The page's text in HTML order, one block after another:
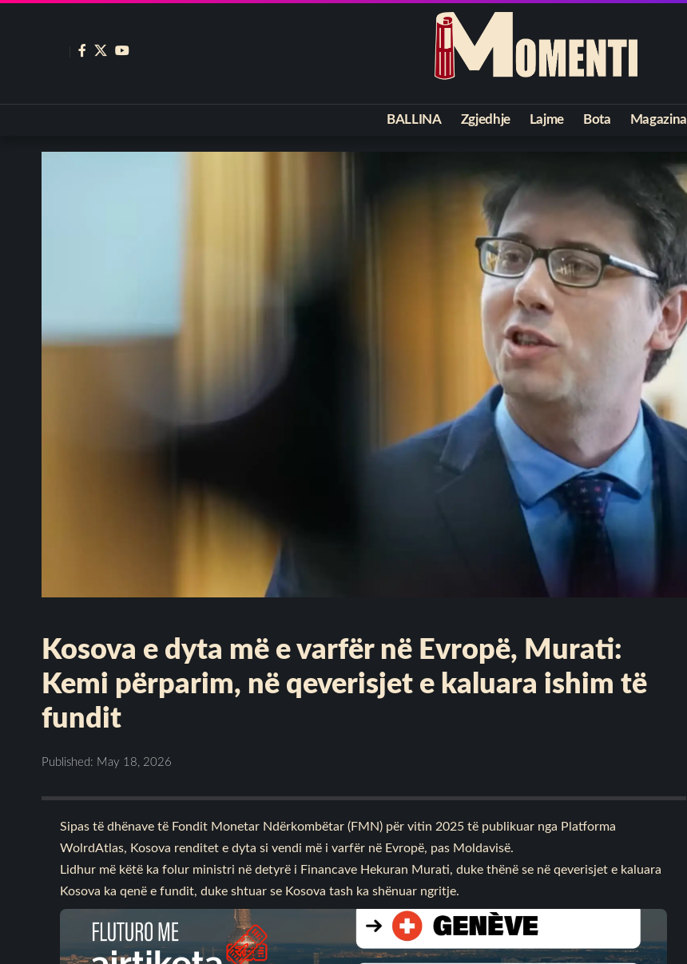
BALLINA Zgjedhje Lajme Bota Magazina
Kosova e dyta më e varfër në Evropë, Murati:
Kemi përparim, në qeverisjet e kaluara ishim të
fundit
Published: May 18, 2026
Sipas të dhënave të Fondit Monetar Ndërkombëtar (FMN) për vitin 2025 të publikuar nga Platforma
WolrdAtlas, Kosova renditet e dyta si vendi më i varfër në Evropë, pas Moldavisë.
Lidhur më këtë ka folur ministri në detyrë i Financave Hekuran Murati, duke thënë se në qeverisjet e kaluara
Kosova ka qenë e fundit, duke shtuar se Kosova tash ka shënuar ngritje.